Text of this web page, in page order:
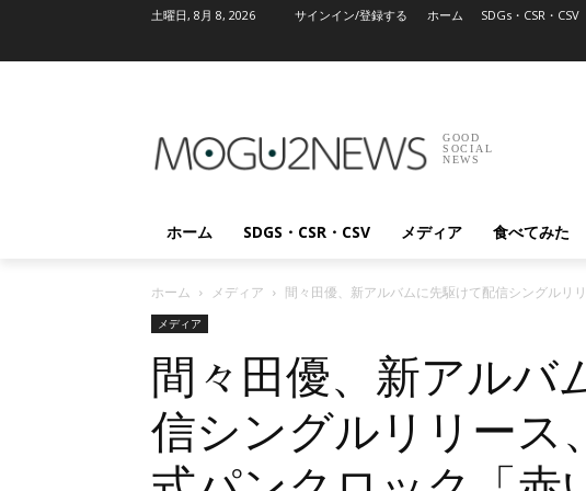
土曜日, 8月 8, 2026 サインイン/登録する ホーム SDGs・CSR・CSV
GOOD
SOCIAL
NEWS
ホーム SDGS・CSR・CSV メディア 食べてみた
ホーム メディア 間々田優、新アルバムに先駆けて配信シングルリ
メディア
間々田優、新アルバ
信シングルリリース